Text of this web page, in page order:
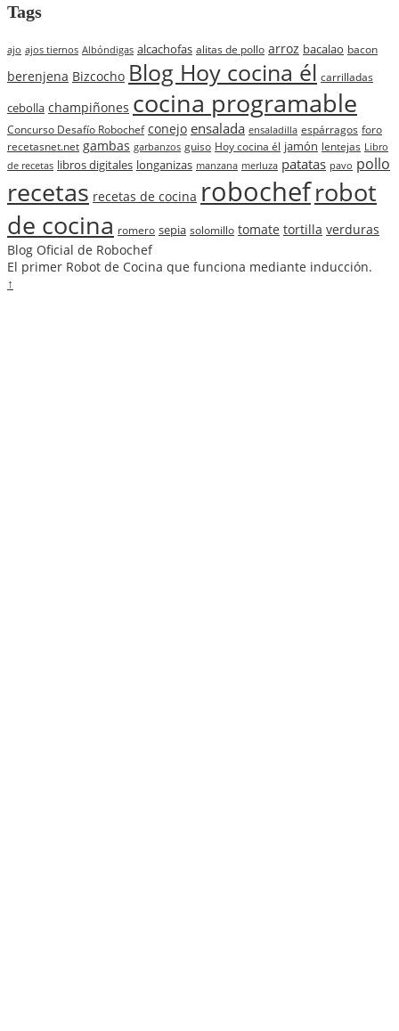
Tags
ajo ajos tiernos Albóndigas alcachofas alitas de pollo arroz bacalao bacon
berenjena Bizcocho Blog Hoy cocina él carrilladas
cebolla champiñones cocina programable
Concurso Desafío Robochef conejo ensalada ensaladilla espárragos foro
recetasnet.net gambas garbanzos guiso Hoy cocina él jamón lentejas Libro
de recetas libros digitales longanizas manzana merluza patatas pavo pollo
recetas recetas de cocina robochefrobot
de cocina romero sepia solomillo tomate tortilla verduras
Blog Oficial de Robochef
El primer Robot de Cocina que funciona mediante inducción.
↑